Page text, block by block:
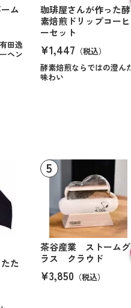
ム
田逸
ヘン
珈琲屋さんが作った酵
素焙煎ドリップコーヒ
ーセット
¥1,447 （税込）
酵素焙煎ならではの澄んだ
味わい
た
茶谷産業 ストームグ
ラス クラウド
¥3,850 （税込）